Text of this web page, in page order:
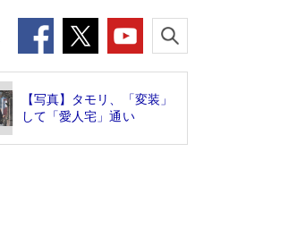
【写真】タモリ、「変装」
して「愛人宅」通い